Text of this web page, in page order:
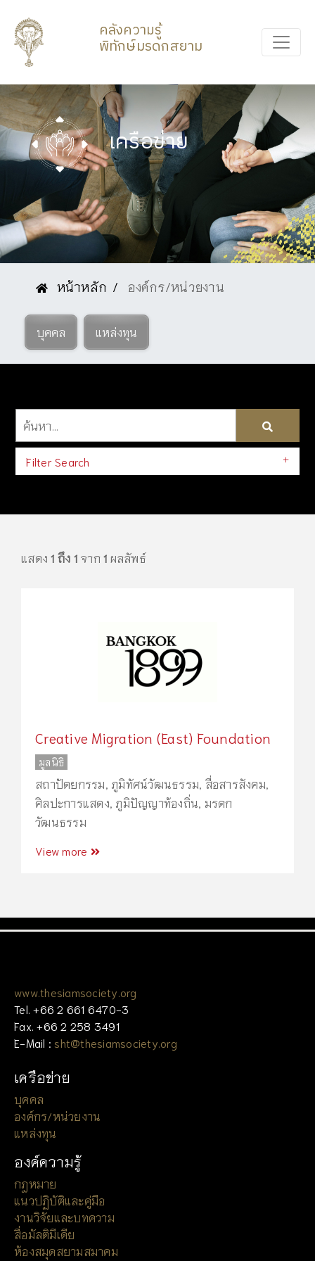
คลังความรู้
พิทักษ์มรดกสยาม
เครือข่าย
หน้าหลัก องค์กร/หน่วยงาน
บุคคล แหล่งทุน
Filter Search
แสดง1 ถึง 1จาก1 ผลลัพธ์
Creative Migration (East) Foundation
มูลนิธิ
สถาปัตยกรรม ภูมิทัศน์วัฒนธรรม สื่อสารสังคม
ศิลปะการแสดง ภูมิปัญญาท้องถิ่น มรดก
วัฒนธรรม
View more
www.thesiamsociety.org
Tel. +66 2 661 6470-3
Fax. +66 2 258 3491
E-Mail : sht@thesiamsociety.org
เครือข่าย
บุคคล
องค์กร/หน่วยงาน
แหล่งทุน
องค์ความรู้
กฎหมาย
แนวปฏิบัติและคู่มือ
งานวิจัยและบทความ
สื่อมัลติมีเดีย
ห้องสมุดสยามสมาคม